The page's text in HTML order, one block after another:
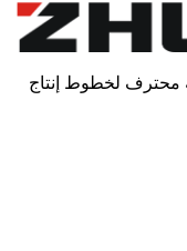
محترف لخطوط إنتاج